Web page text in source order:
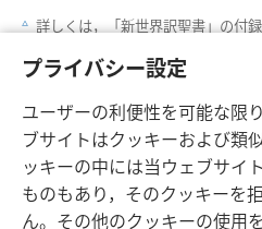
プライバシー設定
ユーザーの利便性を可能な限
ブサイトはクッキーおよび類
ッキーの中には当ウェブサイ
ものもあり，そのクッキーを
ん。その他のクッキーの使用
c 詳しくは，「新世界訳聖書」の付
「旧約聖書神学辞書」（英語）第2
い。